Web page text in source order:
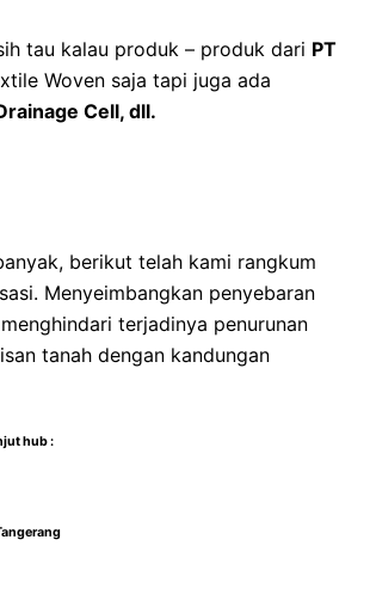
tau kalau produk – produk dari PT
Woven saja tapi juga ada
Cell, dll.
berikut telah kami rangkum
Menyeimbangkan penyebaran
terjadinya penurunan
tanah dengan kandungan
hub :